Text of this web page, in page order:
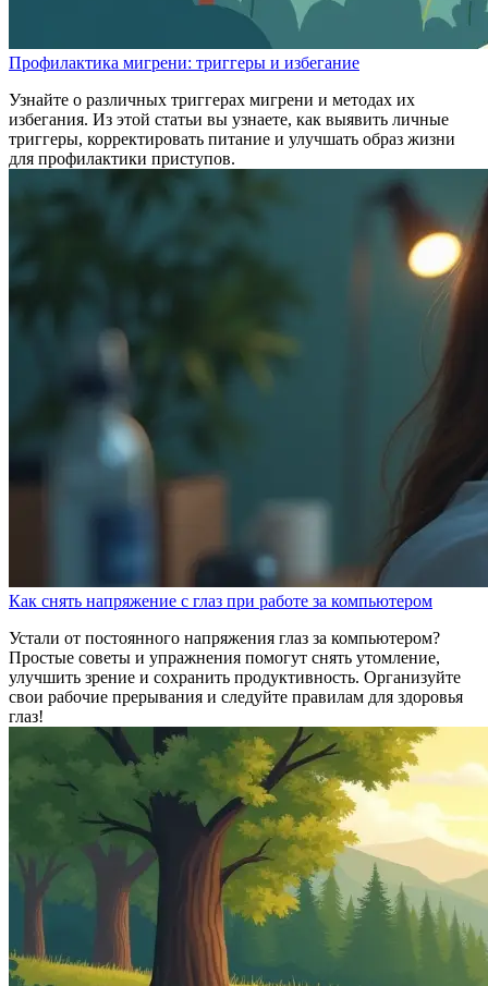
Профилактика мигрени: триггеры и избегание
Узнайте о различных триггерах мигрени и методах их
избегания. Из этой статьи вы узнаете, как выявить личные
триггеры, корректировать питание и улучшать образ жизни
для профилактики приступов.
Как снять напряжение с глаз при работе за компьютером
Устали от постоянного напряжения глаз за компьютером?
Простые советы и упражнения помогут снять утомление,
улучшить зрение и сохранить продуктивность. Организуйте
свои рабочие прерывания и следуйте правилам для здоровья
глаз!